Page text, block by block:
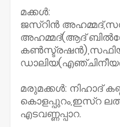
മക്കൾ:
ജസ്റിൻ
അഹമ്മദ്(ആദ്
ഡാലിയ(എഞ്ചിനീയർ
മരുമക്കൾ: നിഹാദ്
കൊളപ്പുറം,ഇസ്റ
എടവണ്ണപ്പാറ.